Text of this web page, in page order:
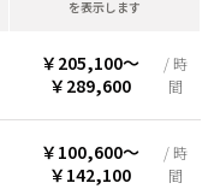
を表示します
￥205,100〜
￥289,600
/ 時
間
￥100,600〜
￥142,100
/ 時
間